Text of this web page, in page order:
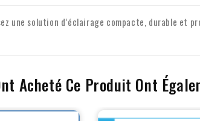
une solution d’éclairage compacte, durable et
Acheté Ce Produit Ont